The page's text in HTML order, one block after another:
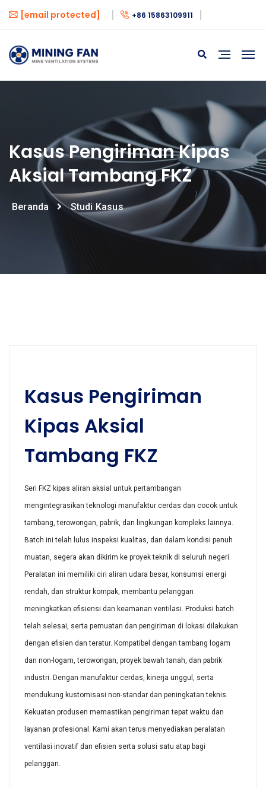
[email protected] +86 15863109911
Kasus Pengiriman Kipas
Aksial Tambang FKZ
Beranda Studi Kasus
Kasus Pengiriman
Kipas Aksial
Tambang FKZ
Seri FKZ kipas aliran aksial untuk pertambangan
mengintegrasikan teknologi manufaktur cerdas dan cocok untuk
tambang, terowongan, pabrik, dan lingkungan kompleks lainnya.
Batch ini telah lulus inspeksi kualitas, dan dalam kondisi penuh
muatan, segera akan dikirim ke proyek teknik di seluruh negeri.
Peralatan ini memiliki ciri aliran udara besar, konsumsi energi
rendah, dan struktur kompak, membantu pelanggan
meningkatkan efisiensi dan keamanan ventilasi. Produksi batch
telah selesai, serta pemuatan dan pengiriman di lokasi dilakukan
dengan efisien dan teratur. Kompatibel dengan tambang logam
dan non-logam, terowongan, proyek bawah tanah, dan pabrik
industri. Dengan manufaktur cerdas, kinerja unggul, serta
mendukung kustomisasi non-standar dan peningkatan teknis.
Kekuatan produsen memastikan pengiriman tepat waktu dan
layanan profesional. Kami akan terus menyediakan peralatan
ventilasi inovatif dan efisien serta solusi satu atap bagi
pelanggan.